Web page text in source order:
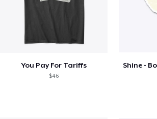
You Pay For Tariffs
$46